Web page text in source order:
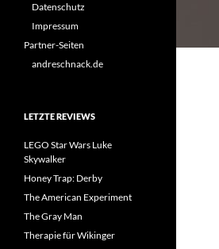
Datenschutz
Impressum
Partner-Seiten
andreschnack.de
LETZTE REVIEWS
LEGO Star Wars Luke
Skywalker
Honey Trap: Derby
The American Experiment
The Gray Man
Therapie für Wikinger